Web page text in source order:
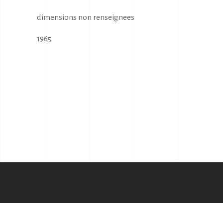
dimensions non renseignees
1965